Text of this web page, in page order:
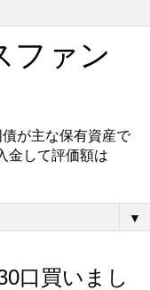
ファン
が主な保有資産で
金して評価額は
▼
口買いまし